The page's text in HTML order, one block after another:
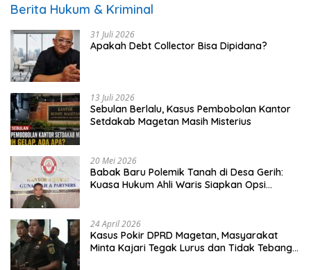
Berita Hukum & Kriminal
31 Juli 2026
Apakah Debt Collector Bisa Dipidana?
13 Juli 2026
Sebulan Berlalu, Kasus Pembobolan Kantor
Setdakab Magetan Masih Misterius
20 Mei 2026
Babak Baru Polemik Tanah di Desa Gerih:
Kuasa Hukum Ahli Waris Siapkan Opsi
24 April 2026
Kasus Pokir DPRD Magetan, Masyarakat
Minta Kajari Tegak Lurus dan Tidak Tebang